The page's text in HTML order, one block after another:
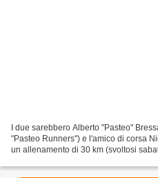
I due sarebbero Alberto "Pasteo"
"Pasteo Runners") e l'amico di corsa
un allenamento di 30 km (svoltosi